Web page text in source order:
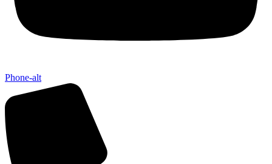
Phone-alt